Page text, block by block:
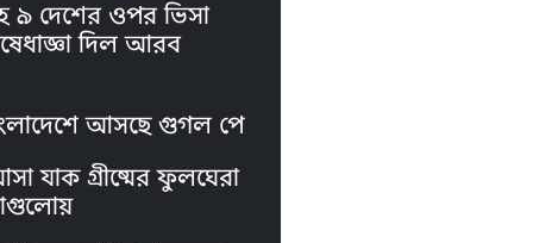
৯ দেশের ওপর ভিসা
দিল আরব
আসছে গুগল পে
যাক গ্রীষ্মের ফুলঘেরা